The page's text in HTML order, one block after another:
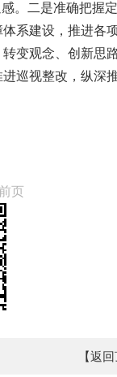
。二是准确把握
系建设，推进各
变观念、创新思
巡视整改，纵深
页
【返